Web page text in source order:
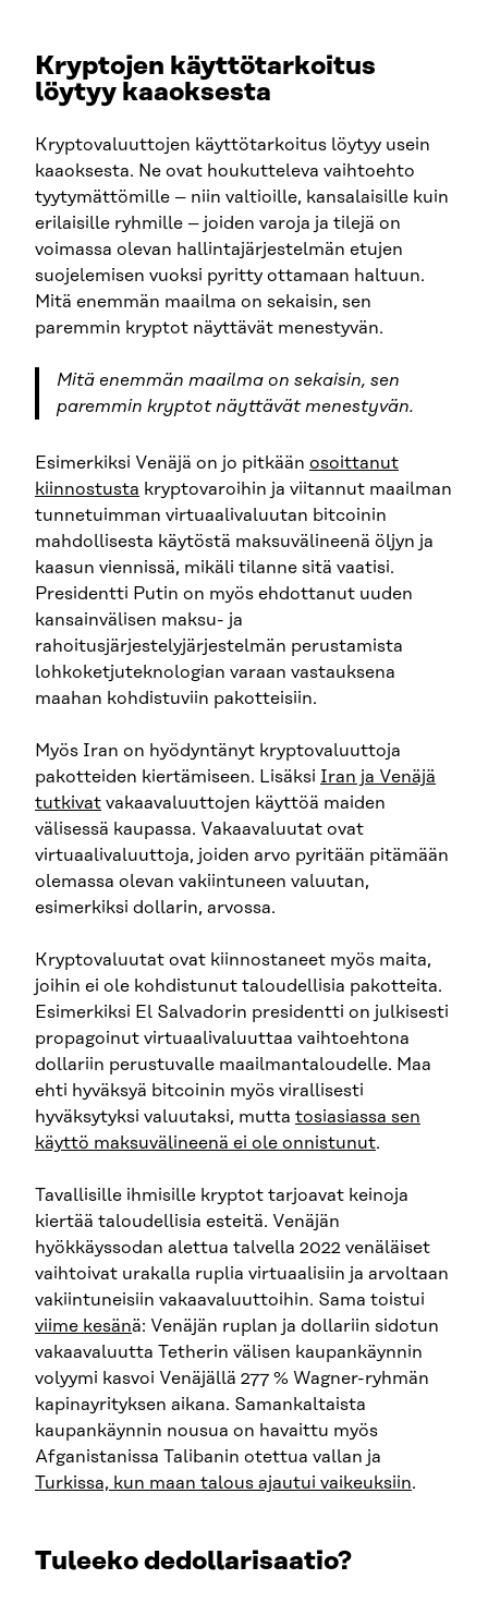
Kryptojen käyttötarkoitus
löytyy kaaoksesta
Kryptovaluuttojen käyttötarkoitus löytyy usein
kaaoksesta. Ne ovat houkutteleva vaihtoehto
tyytymättömille – niin valtioille, kansalaisille kuin
erilaisille ryhmille – joiden varoja ja tilejä on
voimassa olevan hallintajärjestelmän etujen
suojelemisen vuoksi pyritty ottamaan haltuun.
Mitä enemmän maailma on sekaisin, sen
paremmin kryptot näyttävät menestyvän.
Mitä enemmän maailma on sekaisin, sen
paremmin kryptot näyttävät menestyvän.
Esimerkiksi Venäjä on jo pitkään osoittanut
kiinnostusta kryptovaroihin ja viitannut maailman
tunnetuimman virtuaalivaluutan bitcoinin
mahdollisesta käytöstä maksuvälineenä öljyn ja
kaasun viennissä, mikäli tilanne sitä vaatisi.
Presidentti Putin on myös ehdottanut uuden
kansainvälisen maksu- ja
rahoitusjärjestelyjärjestelmän perustamista
lohkoketjuteknologian varaan vastauksena
maahan kohdistuviin pakotteisiin.
Myös Iran on hyödyntänyt kryptovaluuttoja
pakotteiden kiertämiseen. Lisäksi Iran ja Venäjä
tutkivat vakaavaluuttojen käyttöä maiden
välisessä kaupassa. Vakaavaluutat ovat
virtuaalivaluuttoja, joiden arvo pyritään pitämään
olemassa olevan vakiintuneen valuutan,
esimerkiksi dollarin, arvossa.
Kryptovaluutat ovat kiinnostaneet myös maita,
joihin ei ole kohdistunut taloudellisia pakotteita.
Esimerkiksi El Salvadorin presidentti on julkisesti
propagoinut virtuaalivaluuttaa vaihtoehtona
dollariin perustuvalle maailmantaloudelle. Maa
ehti hyväksyä bitcoinin myös virallisesti
hyväksytyksi valuutaksi, mutta tosiasiassa sen
käyttö maksuvälineenä ei ole onnistunut.
Tavallisille ihmisille kryptot tarjoavat keinoja
kiertää taloudellisia esteitä. Venäjän
hyökkäyssodan alettua talvella 2022 venäläiset
vaihtoivat urakalla ruplia virtuaalisiin ja arvoltaan
vakiintuneisiin vakaavaluuttoihin. Sama toistui
viime kesänä: Venäjän ruplan ja dollariin sidotun
vakaavaluutta Tetherin välisen kaupankäynnin
volyymi kasvoi Venäjällä 277 % Wagner-ryhmän
kapinayrityksen aikana. Samankaltaista
kaupankäynnin nousua on havaittu myös
Afganistanissa Talibanin otettua vallan ja
Turkissa, kun maan talous ajautui vaikeuksiin.
Tuleeko dedollarisaatio?